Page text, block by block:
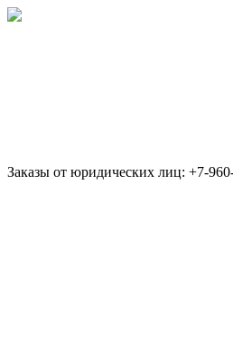
Заказы от юридических лиц: +7-